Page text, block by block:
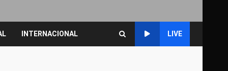
INTERNACIONAL LIVE